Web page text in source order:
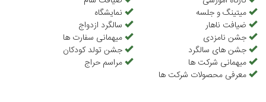
میتینگ و جلسه
نمایشگاه
ضیافت ناهار
سالگرد ازدواج
جشن نامزدی
میهمانی سفارت ها
جشن های سالگرد
جشن تولد کودکان
میهمانی شرکت ها
مراسم حراج
معرفی محصولات شرکت ها